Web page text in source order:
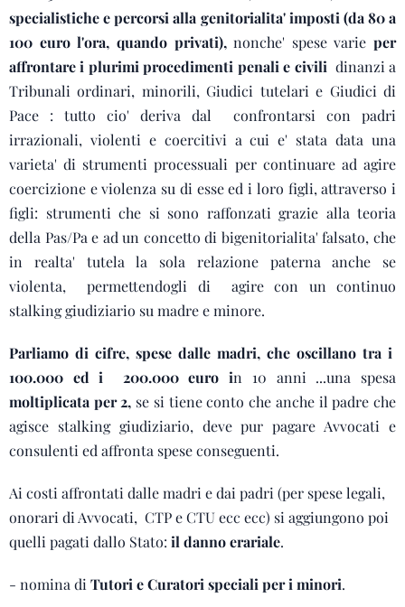
specialistiche e percorsi alla genitorialita' imposti (da 80 a
100 euro l'ora, quando privati),nonche' spese varie per
affrontare i plurimi procedimenti penali e civili dinanzi a
Tribunali ordinari, minorili, Giudici tutelari e Giudici di
Pace : tutto cio' deriva dal confrontarsi con padri
irrazionali, violenti e coercitivi a cui e' stata data una
varieta' di strumenti processuali per continuare ad agire
coercizione e violenza su di esse ed i loro figli, attraverso i
figli: strumenti che si sono raffonzati grazie alla teoria
della Pas/Pa e ad un concetto di bigenitorialita' falsato, che
in realta' tutela la sola relazione paterna anche se
violenta, permettendogli di agire con un continuo
stalking giudiziario su madre e minore.
Parliamo di cifre, spese dalle madri, che oscillano tra i
100.000 ed i 200.000 euro in 10 anni ...una spesa
moltiplicata per 2, se si tiene conto che anche il padre che
agisce stalking giudiziario, deve pur pagare Avvocati e
consulenti ed affronta spese conseguenti.
Ai costi affrontati dalle madri e dai padri (per spese legali,
onorari di Avvocati, CTP e CTU ecc ecc) si aggiungono poi
quelli pagati dallo Stato: il danno erariale.
- nomina di Tutori e Curatori speciali per i minori.